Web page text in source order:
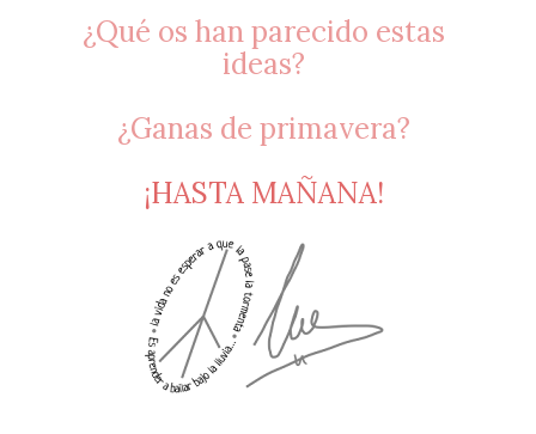
¿Qué os han parecido estas
ideas?
¿Ganas de primavera?
¡HASTA MAÑANA!